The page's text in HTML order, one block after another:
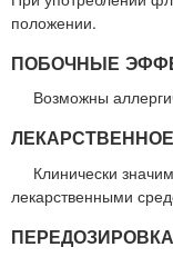
положении.
ПОБОЧНЫЕ
Возможны
Клинически
лекарственными
ПЕРЕДОЗИРОВКА